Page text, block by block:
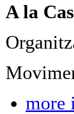
A la
more